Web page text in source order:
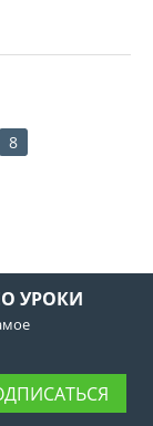
8
УРОКИ